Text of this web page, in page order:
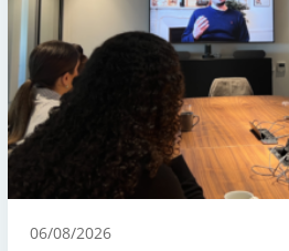
06/08/2026